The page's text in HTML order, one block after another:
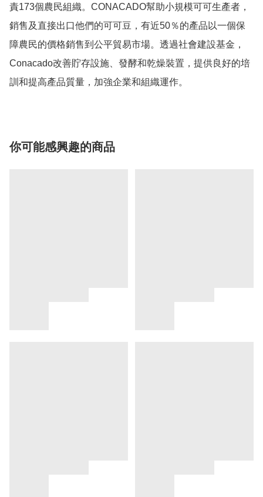
責173個農民組織。CONACADO幫助小規模可可生產者，
銷售及直接出口他們的可可豆，有近50％的產品以一個保
障農民的價格銷售到公平貿易市場。透過社會建設基金，
Conacado改善貯存設施、發酵和乾燥裝置，提供良好的培
訓和提高產品質量，加強企業和組織運作。
你可能感興趣的商品